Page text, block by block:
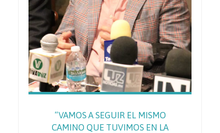
“VAMOS A SEGUIR EL MISMO
CAMINO QUE TUVIMOS EN LA